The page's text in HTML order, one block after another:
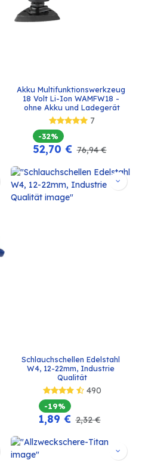
Akku Multifunktionswerkzeug
18 Volt Li-Ion WAMFW18 -
ohne Akku und Ladegerät
7
-32%
52,70 € 76,94€
Schlauchschellen Edelstahl
W4, 12-22mm, Industrie
Qualität
490
-19%
1,89 € 2,32€